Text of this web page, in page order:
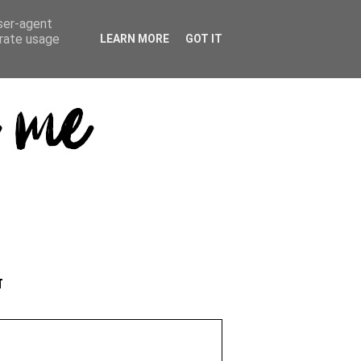
agent
usage
LEARN MORE GOT IT